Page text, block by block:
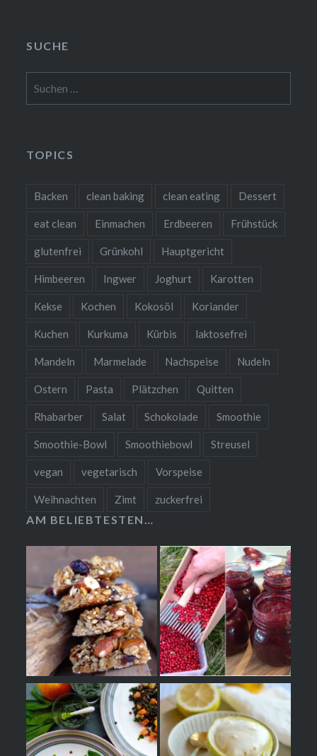
SUCHE
nach:
TOPICS
Backen clean baking clean eating Dessert
eat clean Einmachen Erdbeeren Frühstück
glutenfrei Grünkohl Hauptgericht
Himbeeren Ingwer Joghurt Karotten
Kekse Kochen Kokosöl Koriander
Kuchen Kurkuma Kürbis laktosefrei
Mandeln Marmelade Nachspeise Nudeln
Ostern Pasta Plätzchen Quitten
Rhabarber Salat Schokolade Smoothie
Smoothie-Bowl Smoothiebowl Streusel
vegan vegetarisch Vorspeise
Weihnachten Zimt zuckerfrei
AM BELIEBTESTEN…